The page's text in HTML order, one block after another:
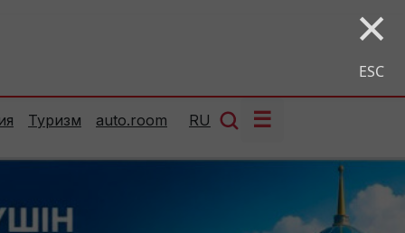
×
ESC
Туризм auto.room RU ☰